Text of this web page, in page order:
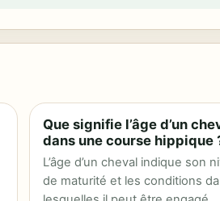
Que signifie l’âge d’un
dans une course hippique
L’âge d’un cheval indique son
de maturité et les conditions